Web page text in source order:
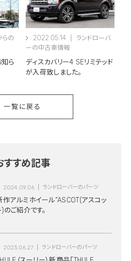
らの
ら
2022.05.14
ランドローバ
ーの中古車情報
ディスカバリー4 SEリミテッド
が入荷致しました。
一覧に戻る
すすめ記事
2024.09.06 ランドローバーのパーツ
作アルミホイール”ASCOT(アスコッ
)のご紹介です。
2023.06.27 ランドローバーのパーツ